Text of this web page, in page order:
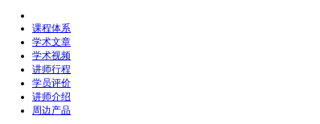
课程体系
学术文章
学术视频
讲师行程
学员评价
讲师介绍
周边产品